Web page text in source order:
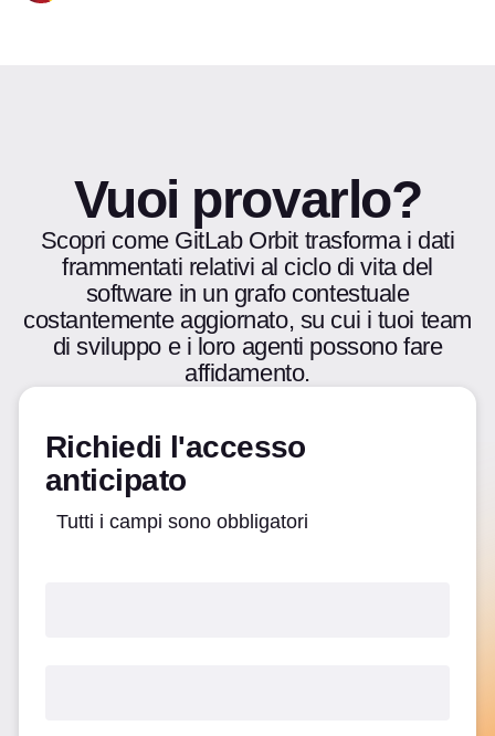
Vuoi provarlo?
Scopri come GitLab Orbit trasforma i dati
frammentati relativi al ciclo di vita del
software in un grafo contestuale
costantemente aggiornato, su cui i tuoi team
di sviluppo e i loro agenti possono fare
affidamento.
Richiedi l'accesso
anticipato
Tutti i campi sono obbligatori